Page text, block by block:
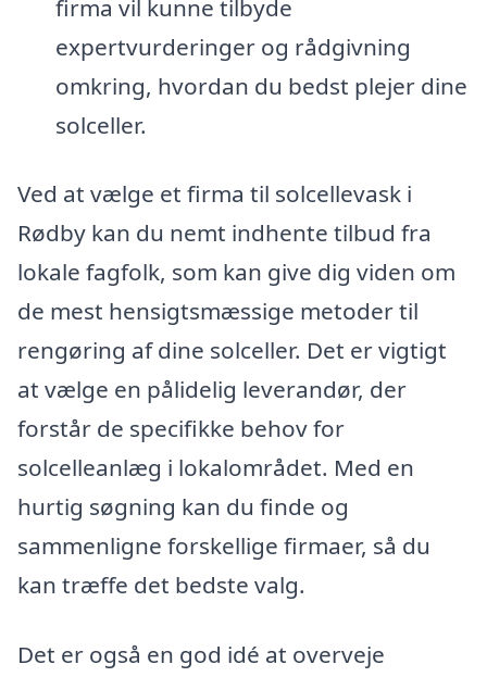
firma vil kunne tilbyde
expertvurderinger og rådgivning
omkring, hvordan du bedst plejer dine
solceller.
Ved at vælge et firma til solcellevask i
Rødby kan du nemt indhente tilbud fra
lokale fagfolk, som kan give dig viden om
de mest hensigtsmæssige metoder til
rengøring af dine solceller. Det er vigtigt
at vælge en pålidelig leverandør, der
forstår de specifikke behov for
solcelleanlæg i lokalområdet. Med en
hurtig søgning kan du finde og
sammenligne forskellige firmaer, så du
kan træffe det bedste valg.
Det er også en god idé at overveje